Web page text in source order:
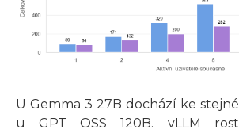
U Gemma 3 27B dochází ke
u GPT OSS 120B. vLLM